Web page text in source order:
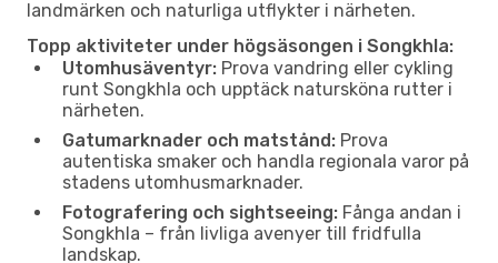
landmärken och naturliga utflykter i närheten.
Topp aktiviteter under högsäsongen i Songkhla:
Utomhusäventyr: Prova vandring eller cykling
runt Songkhla och upptäck natursköna rutter i
närheten.
Gatumarknader och matstånd: Prova
autentiska smaker och handla regionala varor på
stadens utomhusmarknader.
Fotografering och sightseeing: Fånga andan i
Songkhla – från livliga avenyer till fridfulla
landskap.